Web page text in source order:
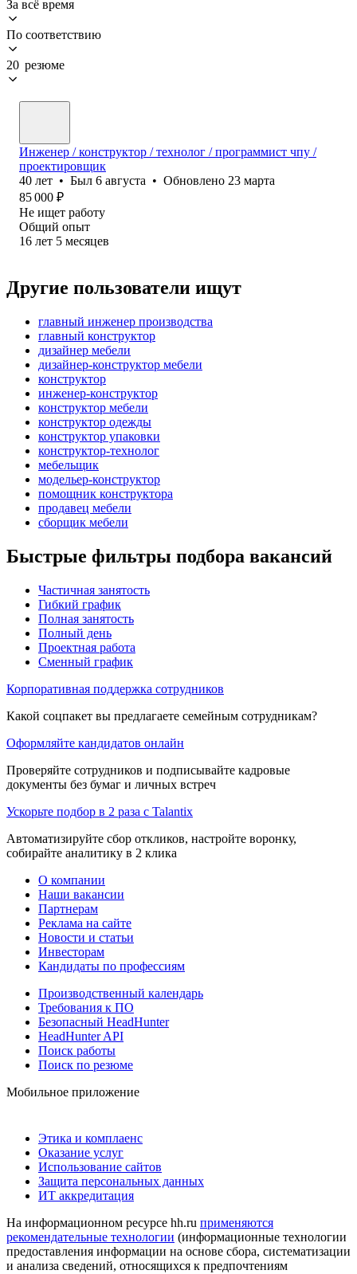
За всё время
По соответствию
20 резюме
Инженер / конструктор / технолог / программист чпу /
проектировщик
40 лет • Был 6 августа • Обновлено 23 марта
85 000 ₽
Не ищет работу
Общий опыт
16 лет 5 месяцев
Другие пользователи ищут
главный инженер производства
главный конструктор
дизайнер мебели
дизайнер-конструктор мебели
конструктор
инженер-конструктор
конструктор мебели
конструктор одежды
конструктор упаковки
конструктор-технолог
мебельщик
модельер-конструктор
помощник конструктора
продавец мебели
сборщик мебели
Быстрые фильтры подбора вакансий
Частичная занятость
Гибкий график
Полная занятость
Полный день
Проектная работа
Сменный график
Корпоративная поддержка сотрудников
Какой соцпакет вы предлагаете семейным сотрудникам?
Оформляйте кандидатов онлайн
Проверяйте сотрудников и подписывайте кадровые
документы без бумаг и личных встреч
Ускорьте подбор в 2 раза с Talantix
Автоматизируйте сбор откликов, настройте воронку,
собирайте аналитику в 2 клика
О компании
Наши вакансии
Партнерам
Реклама на сайте
Новости и статьи
Инвесторам
Кандидаты по профессиям
Производственный календарь
Требования к ПО
Безопасный HeadHunter
HeadHunter API
Поиск работы
Поиск по резюме
Мобильное приложение
Этика и комплаенс
Оказание услуг
Использование сайтов
Защита персональных данных
ИТ аккредитация
На информационном ресурсе hh.ru применяются
рекомендательные технологии (информационные технологии
предоставления информации на основе сбора, систематизации
и анализа сведений, относящихся к предпочтениям